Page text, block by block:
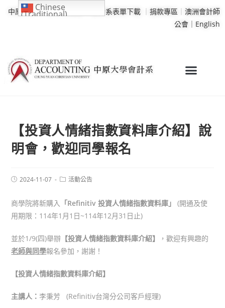
中原大學｜學校行事曆 會計系表單下載 ｜ 捐款專區 ｜ 澳洲會計師
公會｜ English
【投資人情緒指數資料庫介紹】說
明會，歡迎同學報名
2024-11-07 活動公告
商學院將新購入 「Refinitiv 投資人情緒指數資料庫」
(開通及使
用期限：114年1月1日~114年12月31日止)
並於1/9(四)舉辦 【投資人情緒指數資料庫介紹】
，歡迎有興趣的
老師與同學報名參加，謝謝！
【投資人情緒指數資料庫介紹】
主講人：李秉芳 (Refinitiv台灣分公司客戶經理)
Chinese
(Traditional)